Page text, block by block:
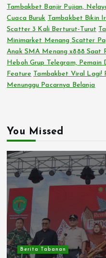
Tambakbet Banjir Pujian,
Cuaca Buruk Tambakbet Bikin
Scatter 3 Kali Berturut-Turut
Minimarket Menang Scatter
Anak SMA Menang x888 Saat
Heboh Grup Telegram,
Feature Tambakbet Viral Lagi!
Menunggu Pacarnya Belanja
You Missed
Berita Tabanan